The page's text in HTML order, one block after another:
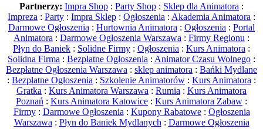
Partnerzy: Impra Shop : Party Shop : Sklep dla Animatora :
Impreza : Party : Impra Sklep : Ogłoszenia : Akademia Animatora :
Darmowe Ogłoszenia : Hurtownia Animatora : Ogłoszenia : Portal
Animatora : Darmowe Ogłoszenia Warszawa : Firmy Regionu :
Płyn do Baniek : Solidne Firmy : Ogłoszenia : Kurs Animatora :
Solidna Firma : Bezpłatne Ogłoszenia : Animator Czasu Wolnego :
Bezpłatne Ogłoszenia Warszawa : sklep animatora : Bańki Mydlane
: Bezpłatne Ogłoszenia : Szkolenie Animatorów : Kurs Animatora :
Gratka : Kurs Animatora Warszawa : Rumia : Kurs Animatora
Poznań : Kurs Animatora Katowice : Kurs Animatora Zabaw :
Firmy: Darmowe Ogłoszenia : Kupony Rabatowe: Ogłoszenia
Warszawa : Płyn do Baniek Mydlanych : Darmowe Ogłoszenia